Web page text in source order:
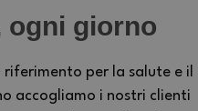
ogni giorno
per la salute e il
accogliamo i nostri clienti